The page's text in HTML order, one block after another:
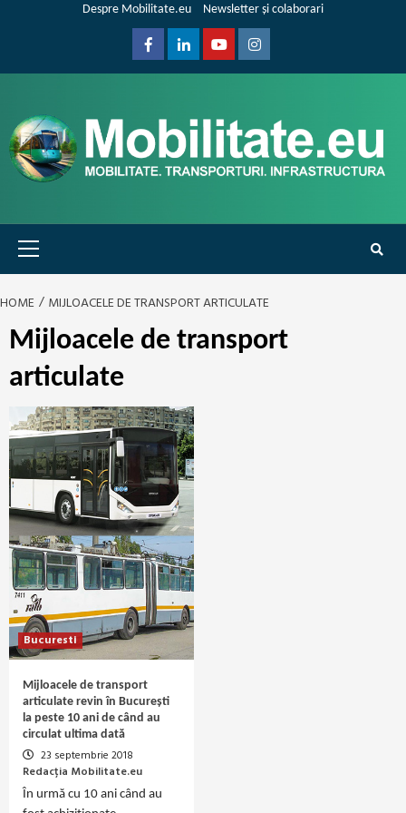
Despre Mobilitate.eu Newsletter și colaborari
FacebookLinkedinYoutubeInstagram
Primary
Menu
HOME MIJLOACELE DE TRANSPORT ARTICULATE
Mijloacele de transport
articulate
Bucuresti
Mijloacele de transport
articulate revin în București
la peste 10 ani de când au
circulat ultima dată
23 septembrie 2018
Redacția Mobilitate.eu
În urmă cu 10 ani când au